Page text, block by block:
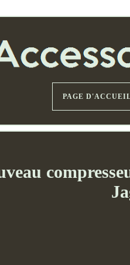
PAGE